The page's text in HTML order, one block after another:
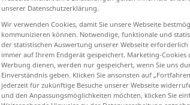
antippen)
unserer Datenschutzerklärung.
Wir verwenden Cookies, damit Sie unsere Webseite
kommunizieren können. Notwendige, funktionale und
der statistischen Auswertung unserer Webseite
immer auf Ihrem Endgerät gespeichert. Marketing-
Werbung dienen, werden nur gespeichert, wenn Sie uns
Einverständnis geben. Klicken Sie ansonsten auf
jederzeit für zukünftige Besuche unserer Webseite
und den Anpassungsmöglichkeiten möchten, klicken Sie